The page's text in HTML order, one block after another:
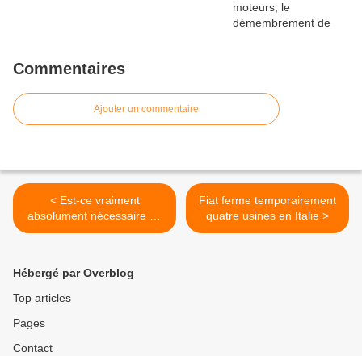
Commentaires
Ajouter un commentaire
< Est-ce vraiment
absolument nécessaire de
produire des voitures dans
Fiat ferme temporairement
quatre usines en Italie >
Hébergé par Overblog
Top articles
Pages
Contact